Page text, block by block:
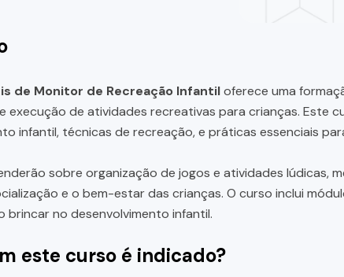
de Monitor de Recreação Infantiloferece uma
execução de atividades recreativas para crianças. Este
infantil, técnicas de recreação, e práticas essenciais
sobre organização de jogos e atividades lúdicas,
e o bem-estar das crianças. O curso inclui
brincar no desenvolvimento infantil.
este curso é indicado?